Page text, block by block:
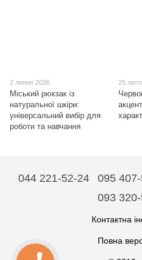
2 липня 2026
Міський рюкзак із
натуральної шкіри:
універсальний вибір для
роботи та навчання
25
044 221-52-24 095
093
Контактна
Повна